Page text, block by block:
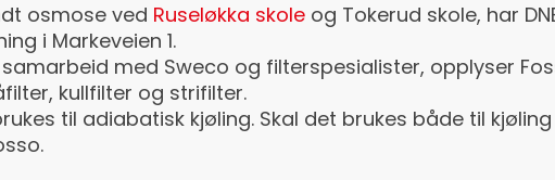
osmose ved Ruseløkka skole og Tokerud skole, har
i Markeveien 1.
med Sweco og filterspesialister, opplyser
kullfilter og strifilter.
til adiabatisk kjøling. Skal det brukes både til